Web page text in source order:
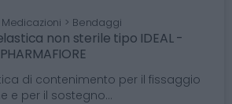
> Bendaggi
non sterile tipo IDEAL -
di contenimento per il fissaggio
e per il sostegno...